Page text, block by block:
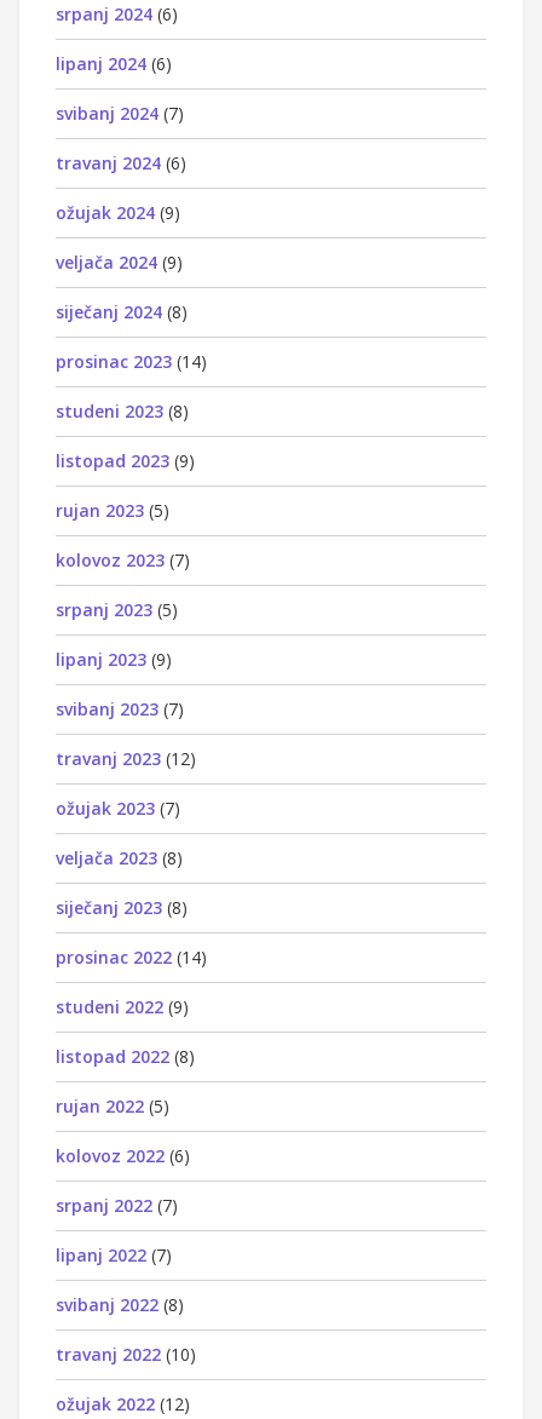
srpanj 2024 (6)
lipanj 2024 (6)
svibanj 2024 (7)
travanj 2024 (6)
ožujak 2024 (9)
veljača 2024 (9)
siječanj 2024 (8)
prosinac 2023 (14)
studeni 2023 (8)
listopad 2023 (9)
rujan 2023 (5)
kolovoz 2023 (7)
srpanj 2023 (5)
lipanj 2023 (9)
svibanj 2023 (7)
travanj 2023 (12)
ožujak 2023 (7)
veljača 2023 (8)
siječanj 2023 (8)
prosinac 2022 (14)
studeni 2022 (9)
listopad 2022 (8)
rujan 2022 (5)
kolovoz 2022 (6)
srpanj 2022 (7)
lipanj 2022 (7)
svibanj 2022 (8)
travanj 2022 (10)
ožujak 2022 (12)